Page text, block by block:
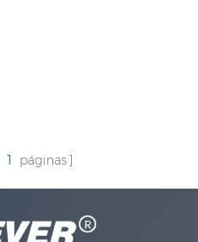
1 páginas